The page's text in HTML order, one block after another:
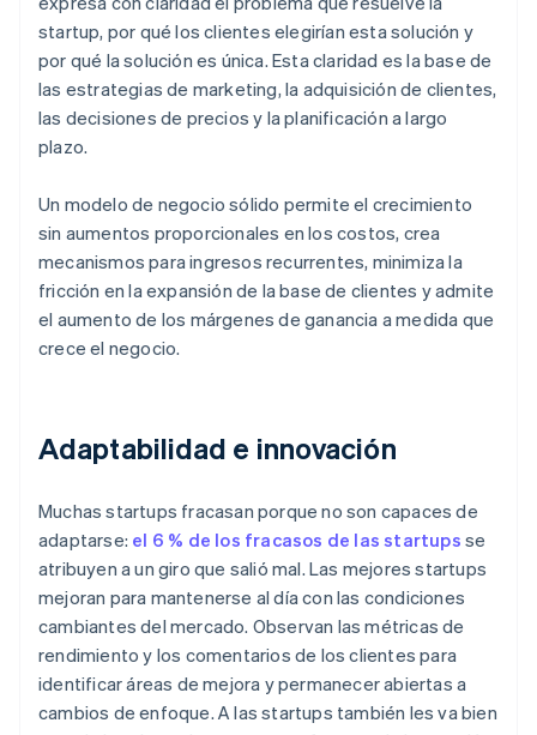
startup, por qué los clientes elegirían esta solución y
por qué la solución es única. Esta claridad es la base de
las estrategias de marketing, la adquisición de clientes,
las decisiones de precios y la planificación a largo
plazo.
Un modelo de negocio sólido permite el crecimiento
sin aumentos proporcionales en los costos, crea
mecanismos para ingresos recurrentes, minimiza la
fricción en la expansión de la base de clientes y admite
el aumento de los márgenes de ganancia a medida que
crece el negocio.
Adaptabilidad e innovación
Muchas startups fracasan porque no son capaces de
adaptarse: el 6 % de los fracasos de las startups se
atribuyen a un giro que salió mal. Las mejores startups
mejoran para mantenerse al día con las condiciones
cambiantes del mercado. Observan las métricas de
rendimiento y los comentarios de los clientes para
identificar áreas de mejora y permanecer abiertas a
cambios de enfoque. A las startups también les va bien